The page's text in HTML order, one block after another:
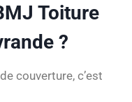
Toiture
?
couverture, c’est